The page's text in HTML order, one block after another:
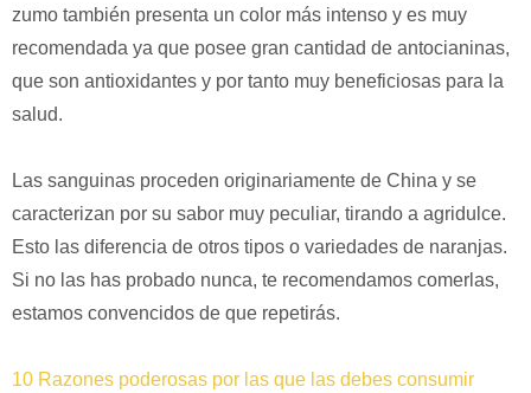
zumo también presenta un color más intenso y es muy
recomendada ya que posee gran cantidad de antocianinas,
que son antioxidantes y por tanto muy beneficiosas para la
salud.
Las sanguinas proceden originariamente de China y se
caracterizan por su sabor muy peculiar, tirando a agridulce.
Esto las diferencia de otros tipos o variedades de naranjas.
Si no las has probado nunca, te recomendamos comerlas,
estamos convencidos de que repetirás.
10 Razones poderosas por las que las debes consumir